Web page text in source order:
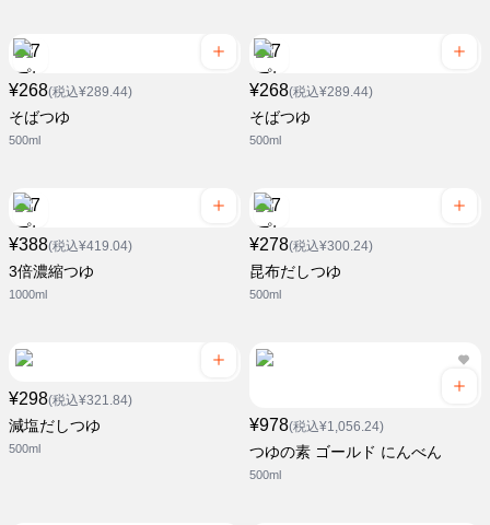
¥268(税込¥289.44)
そばつゆ
500ml
¥268(税込¥289.44)
そばつゆ
500ml
¥388(税込¥419.04)
3倍濃縮つゆ
1000ml
¥278(税込¥300.24)
昆布だしつゆ
500ml
¥298(税込¥321.84)
減塩だしつゆ
500ml
¥978(税込¥1,056.24)
つゆの素 ゴールド にんべん
500ml